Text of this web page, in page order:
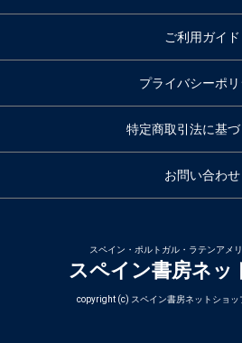
ご利用ガイド
プライバシーポ
特定商取引法に基
お問い合わせ
スペイン・ポルトガル・ラテンアメ
スペイン書房ネッ
copyright (c) スペイン書房ネットショッ